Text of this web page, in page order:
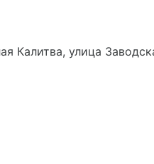
Калитва, улица